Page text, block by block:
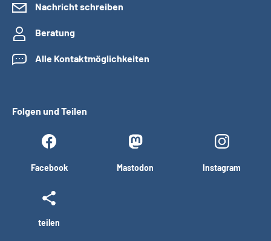
Nachricht schreiben
Beratung
Alle Kontaktmöglichkeiten
Folgen und Teilen
Facebook Mastodon Instagram
teilen